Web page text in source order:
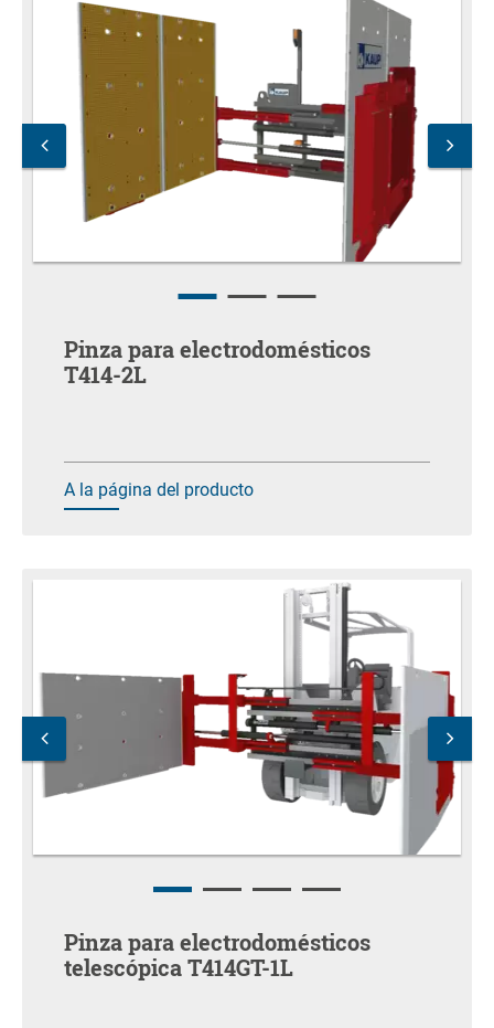
Pinza para electrodomésticos
T414-2L
A la página del producto
Pinza para electrodomésticos
telescópica T414GT-1L